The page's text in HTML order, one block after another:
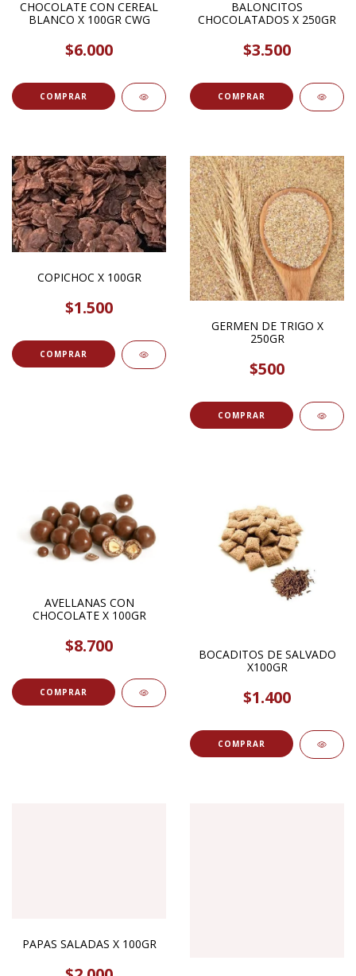
CHOCOLATE CON CEREAL
BLANCO X 100GR CWG
$6.000
BALONCITOS
CHOCOLATADOS X 250GR
$3.500
COMPRAR
COPICHOC X 100GR
$1.500
COMPRAR
GERMEN DE TRIGO X
250GR
$500
COMPRAR
AVELLANAS CON
CHOCOLATE X 100GR
$8.700
BOCADITOS DE SALVADO
X100GR
$1.400
COMPRAR
PAPAS SALADAS X 100GR